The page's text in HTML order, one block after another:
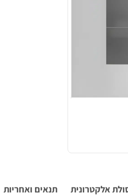
אלקטרונית תנאים ואחריות